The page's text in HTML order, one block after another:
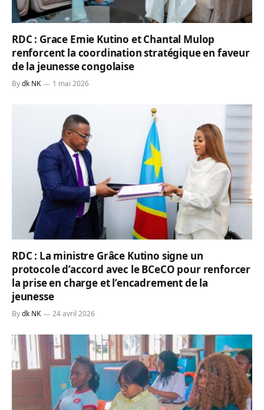
RDC : Grace Emie Kutino et Chantal Mulop
renforcent la coordination stratégique en faveur
de la jeunesse congolaise
Bydk NK 1 mai 2026
RDC : La ministre Grâce Kutino signe un
protocole d’accord avec le BCeCO pour renforcer
la prise en charge et l’encadrement de la
jeunesse
Bydk NK 24 avril 2026